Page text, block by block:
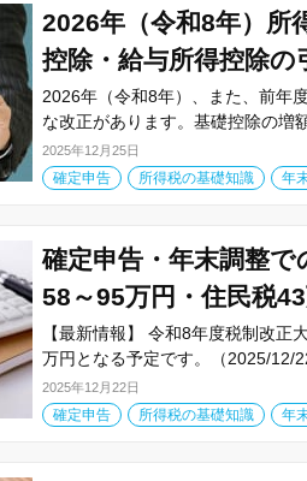
2026年（令和8年）所
控除・給与所得控除の
2026年（令和8年）、また、前年
な改正があります。基礎控除の増
2025年12月25日
確定申告 所得税の基礎知識 年
確定申告・年末調整
58～95万円・住民税43
【最新情報】 令和8年度税制改正
万円となる予定です。（2025/12/
2025年12月22日
確定申告 所得税の基礎知識 年